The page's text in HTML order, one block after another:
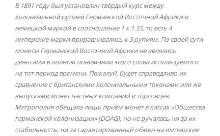
В 1891 году был установлен твёрдый курс между
колониальной рупией Германской Восточной Африки и
немецкой маркой в соотношение 1 к 1.33, то есть 4
имперские марки приравнивались к 3 рупиям. По своей сути
монеты Германской Восточной Африки не являлись
деньгами в полном понимании этого слова используемого
на тот период времени. Пожалуй, будет справедливо их
сравнение с британскими колониальными токенами или же
выпусками монет частных компаний и торговцев.
Метрополия обещала лишь приём монет в кассах «Общества
германской колонизации» (DOAG), но не ручалась ни за их
стабильность, ни за гарантированный обмен на имперские